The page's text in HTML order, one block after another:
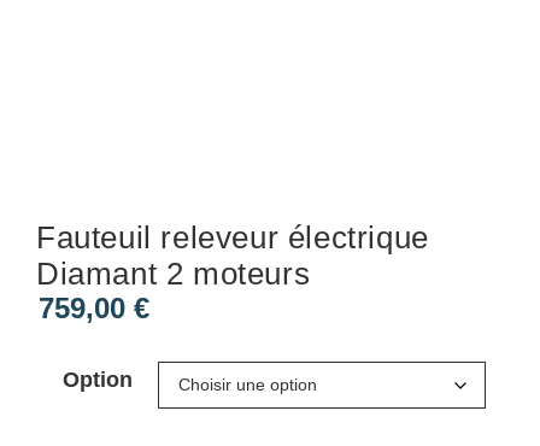
Fauteuil releveur électrique
Diamant 2 moteurs
759,00 €
Option